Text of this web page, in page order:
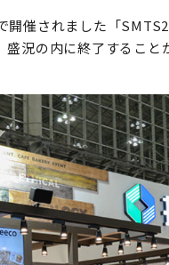
催されました「
況の内に終了すること